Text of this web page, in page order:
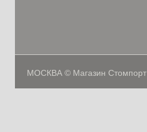
МОСКВА © Магазин Стомпорт